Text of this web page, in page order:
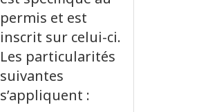
permis et est
inscrit sur celui-ci.
Les particularités
suivantes
s’appliquent :